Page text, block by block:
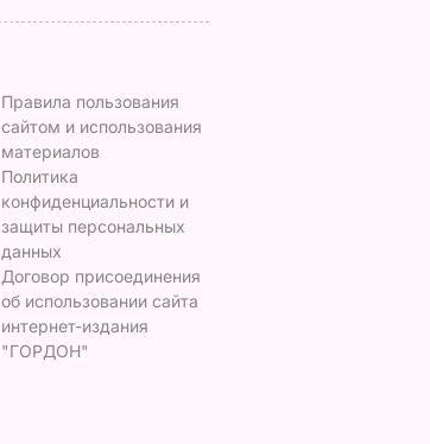
Правила пользования
сайтом и использования
материалов
Политика
конфиденциальности и
защиты персональных
данных
Договор присоединения
об использовании сайта
интернет-издания
"ГОРДОН"